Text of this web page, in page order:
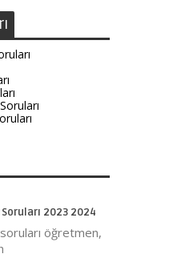
Soruları 2023 2024
soruları öğretmen,